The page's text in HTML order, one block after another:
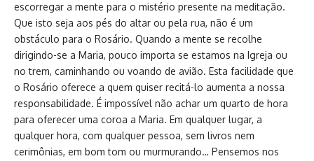
escorregar a mente para o mistério presente na meditação.
Que isto seja aos pés do altar ou pela rua, não é um
obstáculo para o Rosário. Quando a mente se recolhe
dirigindo-se a Maria, pouco importa se estamos na Igreja ou
no trem, caminhando ou voando de avião. Esta facilidade que
o Rosário oferece a quem quiser recitá-lo aumenta a nossa
responsabilidade. É impossível não achar um quarto de hora
para oferecer uma coroa a Maria. Em qualquer lugar, a
qualquer hora, com qualquer pessoa, sem livros nem
cerimônias, em bom tom ou murmurando… Pensemos nos